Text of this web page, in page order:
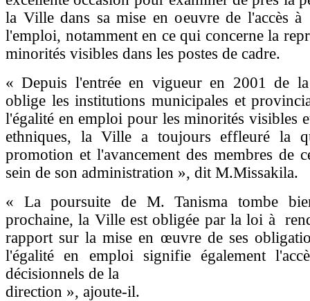
la Ville dans sa mise en oeuvre de l'accès
l'emploi, notamment en ce qui concerne la
minorités visibles dans les postes de cadre.
« Depuis l'entrée en vigueur en 2001 de
oblige les institutions municipales et
l'égalité en emploi pour les minorités visibles
ethniques, la Ville a toujours effleuré la
promotion et l'avancement des membres de
sein de son administration », dit M.Missakila.
« La poursuite de M. Tanisma tombe
prochaine, la Ville est obligée par la loi à
rapport sur la mise en œuvre de ses
l'égalité en emploi signifie également
décisionnels de la
direction », ajoute-il.